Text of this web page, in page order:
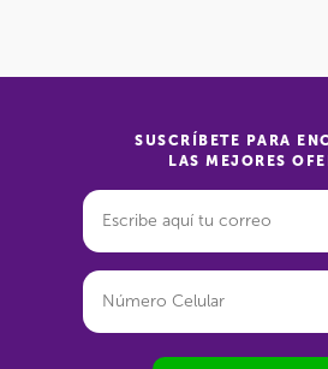
SUSCRÍBETE PARA
LAS MEJORES